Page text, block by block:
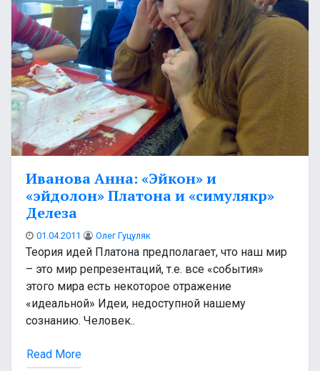
Иванова Анна: «Эйкон» и
«эйдолон» Платона и «симулякр»
Делеза
01.04.2011 Олег Гуцуляк
Теория идей Платона предполагает, что наш мир
– это мир репрезентаций, т.е. все «события»
этого мира есть некоторое отражение
«идеальной» Идеи, недоступной нашему
сознанию. Человек..
Read More